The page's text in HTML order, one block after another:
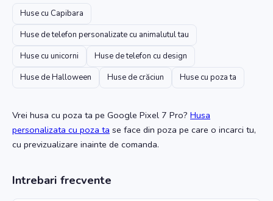
Huse cu Capibara
Huse de telefon personalizate cu animalutul tau
Huse cu unicorni
Huse de telefon cu design
Huse de Halloween
Huse de crăciun Huse cu poza ta
Vrei husa cu poza ta pe Google Pixel 7 Pro? Husa
personalizata cu poza ta se face din poza pe care o incarci tu,
cu previzualizare inainte de comanda.
Intrebari frecvente